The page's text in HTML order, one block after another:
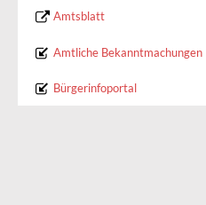
Amtsblatt
Amtliche Bekanntmachungen
Bürgerinfoportal